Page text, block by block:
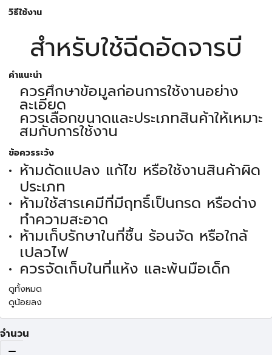
วิธีใช้งาน
สำหรับใช้ฉีดอัดจารบี
คำแนะนำ
ควรศึกษาข้อมูลก่อนการใช้งานอย่าง
ละเอียด
ควรเลือกขนาดและประเภทสินค้าให้เหมาะ
สมกับการใช้งาน
ข้อควรระวัง
ห้ามดัดแปลง แก้ไข หรือใช้งานสินค้าผิด
ประเภท
ห้ามใช้สารเคมีที่มีฤทธิ์เป็นกรด หรือด่าง
ทำความสะอาด
ห้ามเก็บรักษาในที่ชื้น ร้อนจัด หรือใกล้
เปลวไฟ
ควรจัดเก็บในที่แห้ง และพ้นมือเด็ก
ดูทั้งหมด
ดูน้อยลง
จำนวน